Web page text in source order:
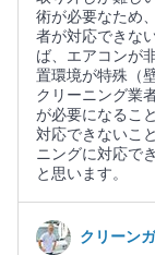
術が必要なため
者が対応できな
ば、エアコンが
置環境が特殊（
クリーニング業
が必要になるこ
対応できないこ
ニングに対応で
と思います。
クリーン